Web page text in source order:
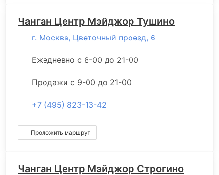
Чанган Центр Мэйджор Тушино
г. Москва, Цветочный проезд, 6
Ежедневно с 8-00 до 21-00
Продажи с 9-00 до 21-00
+7 (495) 823-13-42
Проложить маршрут
Чанган Центр Мэйджор Строгино